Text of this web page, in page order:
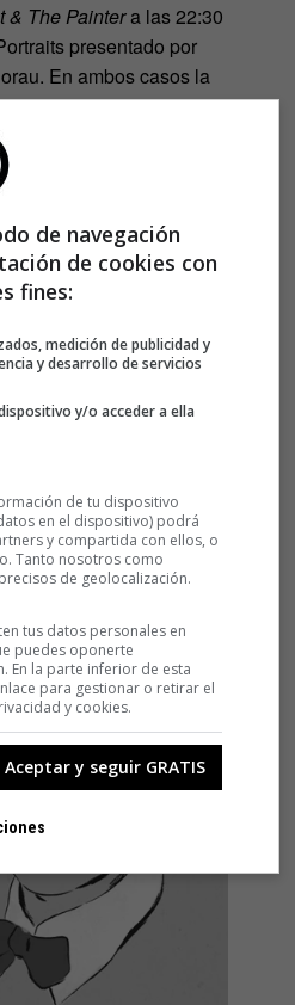
& The Paintera las 22:30
presentado por
En ambos casos la
disfrutar también
la proyección de los
the future: Raymond
de navegación
de cookies con
fines:
medición de publicidad y
y desarrollo de servicios
y/o acceder a ella
de tu dispositivo
en el dispositivo) podrá
y compartida con ellos, o
Tanto nosotros como
de geolocalización.
tus datos personales en
puedes oponerte
En la parte inferior de esta
para gestionar o retirar el
y cookies.
Aceptar y seguir GRATIS